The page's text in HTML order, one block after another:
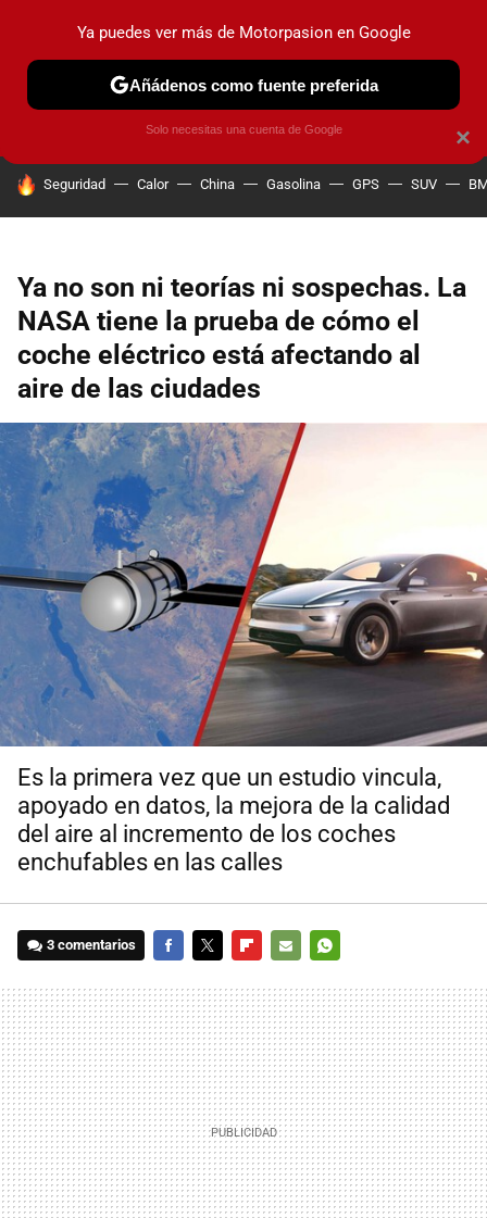
PRUEBAS COCHES ELÉCTRICOS OBSERVATORIO
HOY SE HABLA DE
Seguridad Calor China Gasolina GPS SUV
Ya no son ni teorías ni sospechas. La
NASA tiene la prueba de cómo el
coche eléctrico está afectando al
aire de las ciudades
Es la primera vez que un estudio vincula,
apoyado en datos, la mejora de la calidad
del aire al incremento de los coches
enchufables en las calles
3 comentarios
MAIL
×
Ya puedes ver más de Motorpasion en Google
Añádenos como fuente preferida
Solo necesitas una cuenta de Google